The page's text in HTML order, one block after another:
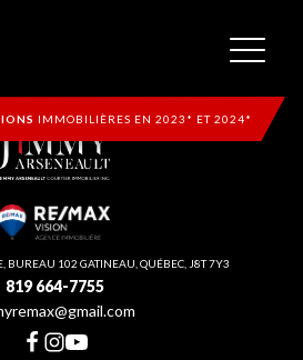
IMMOBILIÈRES EN 2023* ET 2024*
BUREAU 102 GATINEAU, QUÉBEC, J8T 7Y3
819 664-7755